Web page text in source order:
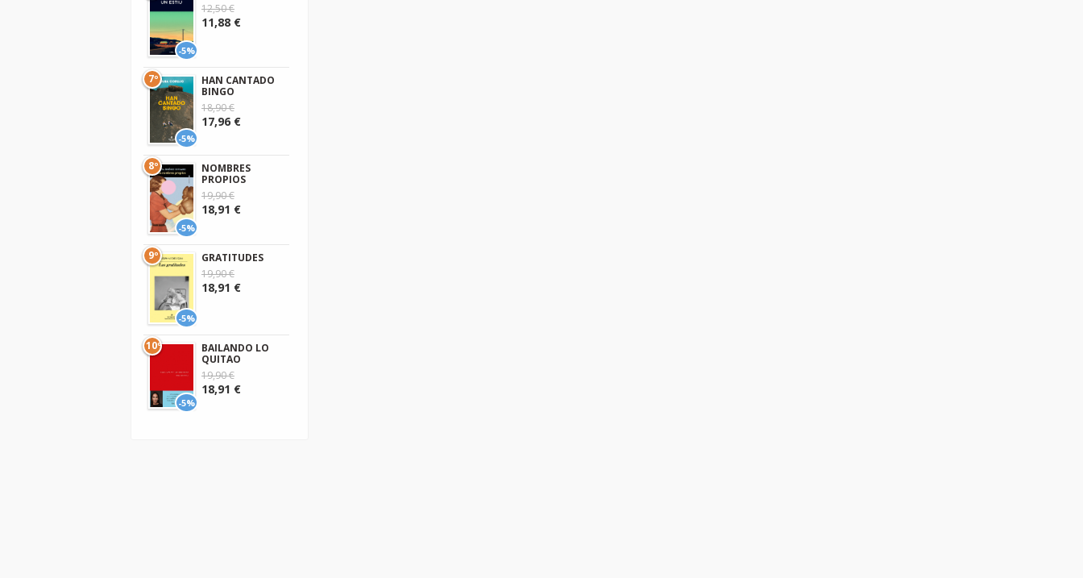
-5%
12,50 €
11,88 €
-5%
7º
HAN CANTADO
BINGO
18,90 €
17,96 €
-5%
8º
NOMBRES
PROPIOS
19,90 €
18,91 €
-5%
9º
GRATITUDES
19,90 €
18,91 €
-5%
10º
BAILANDO LO
QUITAO
19,90 €
18,91 €